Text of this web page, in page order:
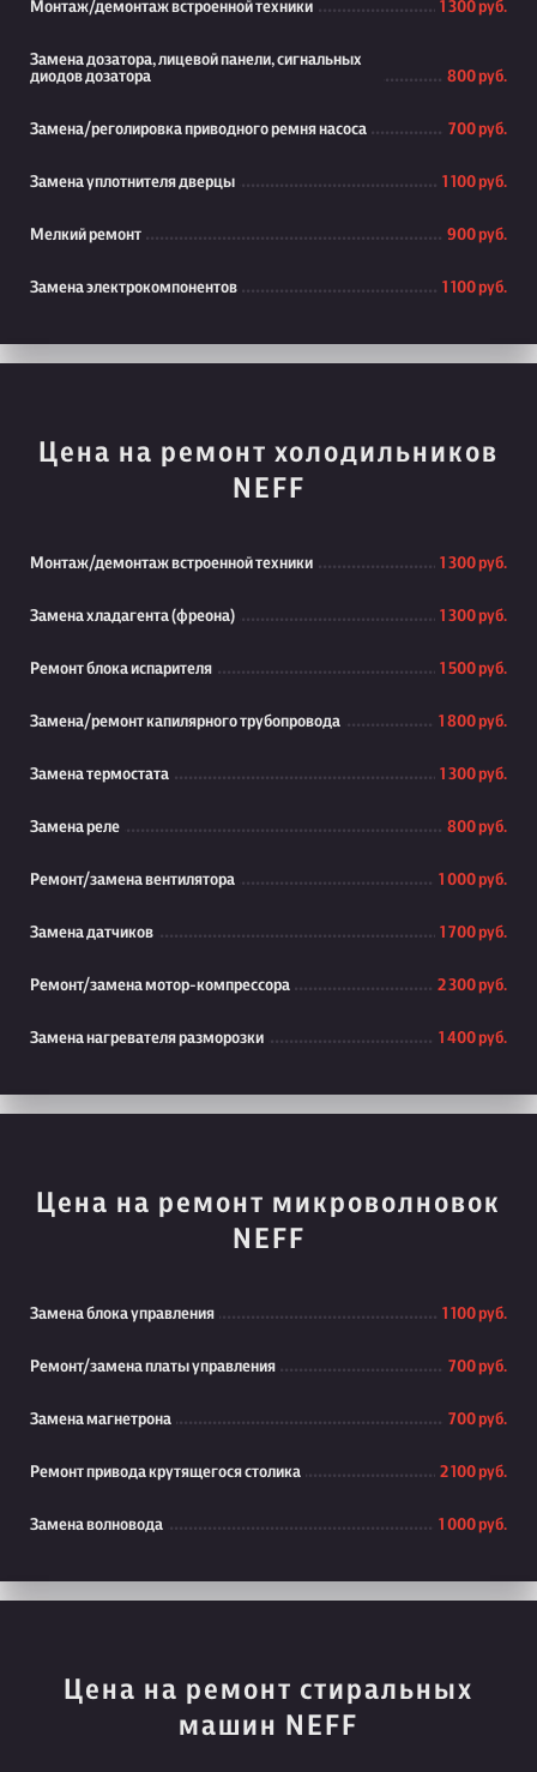
Монтаж/демонтаж встроенной техники 1 300 руб.
Замена дозатора, лицевой панели, сигнальных
диодов дозатора
800 руб.
Замена/реголировка приводного ремня насоса 700 руб.
Замена уплотнителя дверцы 1 100 руб.
Мелкий ремонт 900 руб.
Замена электрокомпонентов 1 100 руб.
Цена на ремонт холодильников
NEFF
Монтаж/демонтаж встроенной техники 1 300 руб.
Замена хладагента (фреона) 1 300 руб.
Ремонт блока испарителя 1 500 руб.
Замена/ремонт капилярного трубопровода 1 800 руб.
Замена термостата 1 300 руб.
Замена реле 800 руб.
Ремонт/замена вентилятора 1 000 руб.
Замена датчиков 1 700 руб.
Ремонт/замена мотор-компрессора 2 300 руб.
Замена нагревателя разморозки 1 400 руб.
Цена на ремонт микроволновок
NEFF
Замена блока управления 1 100 руб.
Ремонт/замена платы управления 700 руб.
Замена магнетрона 700 руб.
Ремонт привода крутящегося столика 2 100 руб.
Замена волновода 1 000 руб.
Цена на ремонт стиральных
машин NEFF